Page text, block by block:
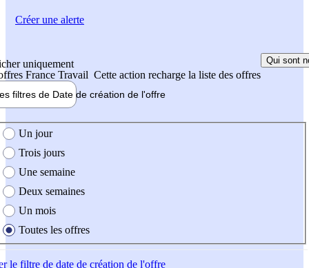
uniquement
France Travail Cette action recharge la liste des offres
Qui sont
filtres de Date de création de l'offre
création de l'offre
Un jour
Trois jours
Une semaine
Deux semaines
Un mois
Toutes les offres
le filtre de date de création de l'offre
Créer une alerte